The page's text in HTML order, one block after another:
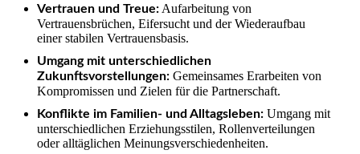
Vertrauen und Treue: Aufarbeitung von
Vertrauensbrüchen, Eifersucht und der Wiederaufbau
einer stabilen Vertrauensbasis.
Umgang mit unterschiedlichen
Zukunftsvorstellungen: Gemeinsames Erarbeiten von
Kompromissen und Zielen für die Partnerschaft.
Konflikte im Familien- und Alltagsleben: Umgang mit
unterschiedlichen Erziehungsstilen, Rollenverteilungen
oder alltäglichen Meinungsverschiedenheiten.